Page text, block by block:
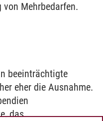
Mehrbedarfen.
beeinträchtigte
eher die Ausnahme.
das